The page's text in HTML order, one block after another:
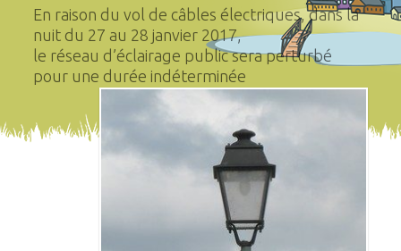
En raison du vol de câbles électriques, dans la
nuit du 27 au 28 janvier 2017,
le réseau d’éclairage public sera perturbé
pour une durée indéterminée